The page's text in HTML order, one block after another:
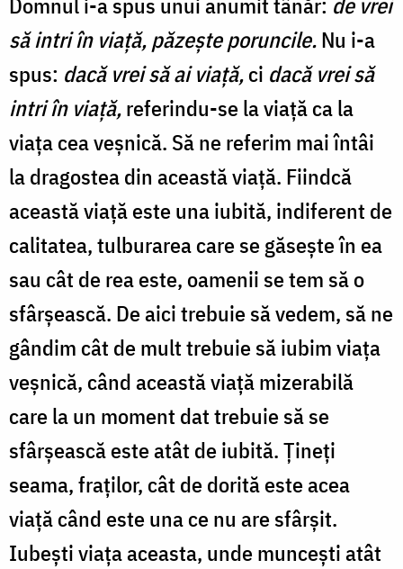
să intri în viaţă, păzeşte poruncile.Nu i-a
spus: dacă vrei să ai viață,ci dacă vrei să
intri în viață,referindu-se la viață ca la
viața cea veșnică. Să ne referim mai întâi
la dragostea din această viață. Fiindcă
această viață este una iubită, indiferent de
calitatea, tulburarea care se găsește în ea
sau cât de rea este, oamenii se tem să o
sfârșească. De aici trebuie să vedem, să ne
gândim cât de mult trebuie să iubim viața
veșnică, când această viață mizerabilă
care la un moment dat trebuie să se
sfârșească este atât de iubită. Țineți
seama, fraților, cât de dorită este acea
viață când este una ce nu are sfârșit.
Iubești viața aceasta, unde muncești atât